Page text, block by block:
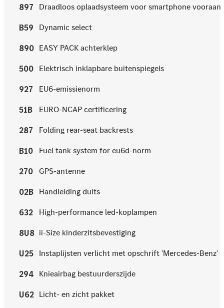
897 Draadloos oplaadsysteem voor smartphone vooraan
B59 Dynamic select
890 EASY PACK achterklep
500 Elektrisch inklapbare buitenspiegels
927 EU6-emissienorm
51B EURO-NCAP certificering
287 Folding rear-seat backrests
B10 Fuel tank system for eu6d-norm
270 GPS-antenne
02B Handleiding duits
632 High-performance led-koplampen
8U8 ii-Size kinderzitsbevestiging
U25 Instaplijsten verlicht met opschrift 'Mercedes-Benz'
294 Knieairbag bestuurderszijde
U62 Licht- en zicht pakket